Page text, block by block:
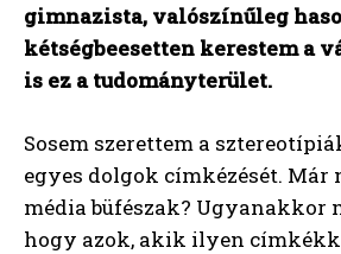
gimnazista, valószínűleg
kétségbeesetten kerestem a
is ez a tudományterület.
Sosem szerettem a
egyes dolgok címkézését. Már
média büfészak? Ugyanakkor
hogy azok, akik ilyen